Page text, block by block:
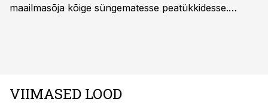
maailmasõja kõige süngematesse peatükkidesse.
viasathistory.eu/ee
VIIMASED LOOD